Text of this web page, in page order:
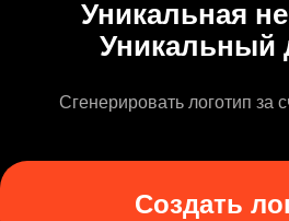
Уникальная
Уникальный
Сгенерировать логотип за
Создать